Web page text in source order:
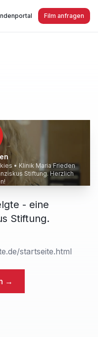
Film anfragen
• Klinik Maria Frieden
Stiftung. Herzlich
- eine
Stiftung.
startseite.html
→